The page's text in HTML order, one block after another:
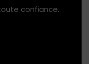
confiance.